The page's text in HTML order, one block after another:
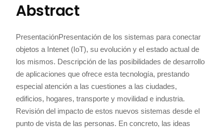
Abstract
PresentaciónPresentación de los sistemas para conectar
objetos a Intenet (IoT), su evolución y el estado actual de
los mismos. Descripción de las posibilidades de desarrollo
de aplicaciones que ofrece esta tecnología, prestando
especial atención a las cuestiones a las ciudades,
edificios, hogares, transporte y movilidad e industria.
Revisión del impacto de estos nuevos sistemas desde el
punto de vista de las personas. En concreto, las ideas